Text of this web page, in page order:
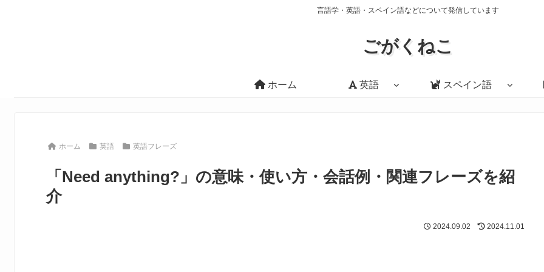
言語学・英語・スペイン語などについて発信しています
ごがくねこ
ホーム 英語 スペイン語
ホーム 英語 英語フレーズ
「Need anything?」の意味・使い方・会話例・関連フレーズを紹
介
2024.09.02 2024.11.01